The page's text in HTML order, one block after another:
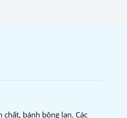
bánh bông lan. Các